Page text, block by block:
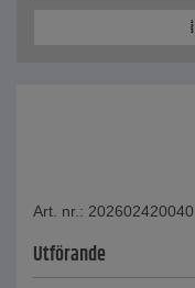
Art. nr.: 202602420040
Utförande